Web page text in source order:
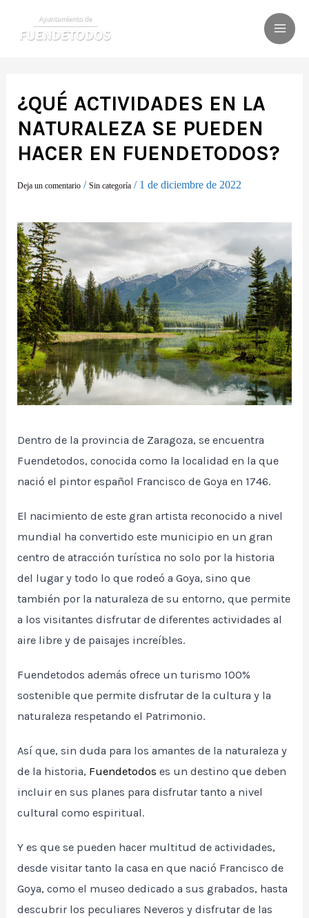
¿QUÉ ACTIVIDADES EN LA
NATURALEZA SE PUEDEN
HACER EN FUENDETODOS?
Deja un comentario /Sin categoría / 1 de diciembre de 2022
Dentro de la provincia de Zaragoza, se encuentra
Fuendetodos, conocida como la localidad en la que
nació el pintor español Francisco de Goya en 1746.
El nacimiento de este gran artista reconocido a nivel
mundial ha convertido este municipio en un gran
centro de atracción turística no solo por la historia
del lugar y todo lo que rodeó a Goya, sino que
también por la naturaleza de su entorno, que permite
a los visitantes disfrutar de diferentes actividades al
aire libre y de paisajes increíbles.
Fuendetodos además ofrece un turismo 100%
sostenible que permite disfrutar de la cultura y la
naturaleza respetando el Patrimonio.
Así que, sin duda para los amantes de la naturaleza y
de la historia, Fuendetodos es un destino que deben
incluir en sus planes para disfrutar tanto a nivel
cultural como espiritual.
Y es que se pueden hacer multitud de actividades,
desde visitar tanto la casa en que nació Francisco de
Goya, como el museo dedicado a sus grabados, hasta
descubrir los peculiares Neveros y disfrutar de las